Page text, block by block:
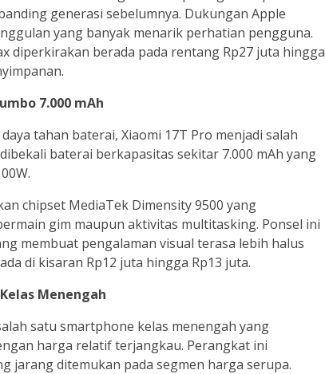
generasi sebelumnya. Dukungan Apple
yang banyak menarik perhatian pengguna.
diperkirakan berada pada rentang Rp27 juta hingga
7.000 mAh
tahan baterai, Xiaomi 17T Pro menjadi salah
baterai berkapasitas sekitar 7.000 mAh yang
chipset MediaTek Dimensity 9500 yang
gim maupun aktivitas multitasking. Ponsel ini
membuat pengalaman visual terasa lebih halus
di kisaran Rp12 juta hingga Rp13 juta.
Menengah
satu smartphone kelas menengah yang
harga relatif terjangkau. Perangkat ini
jarang ditemukan pada segmen harga serupa.